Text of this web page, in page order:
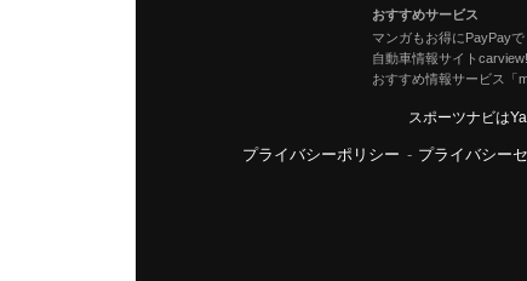
おすすめサービス
マンガもお得にPayPay
自動車情報サイトcarview!
おすすめ情報サービス「
スポーツナビは
プライバシーポリシー - プライバシー